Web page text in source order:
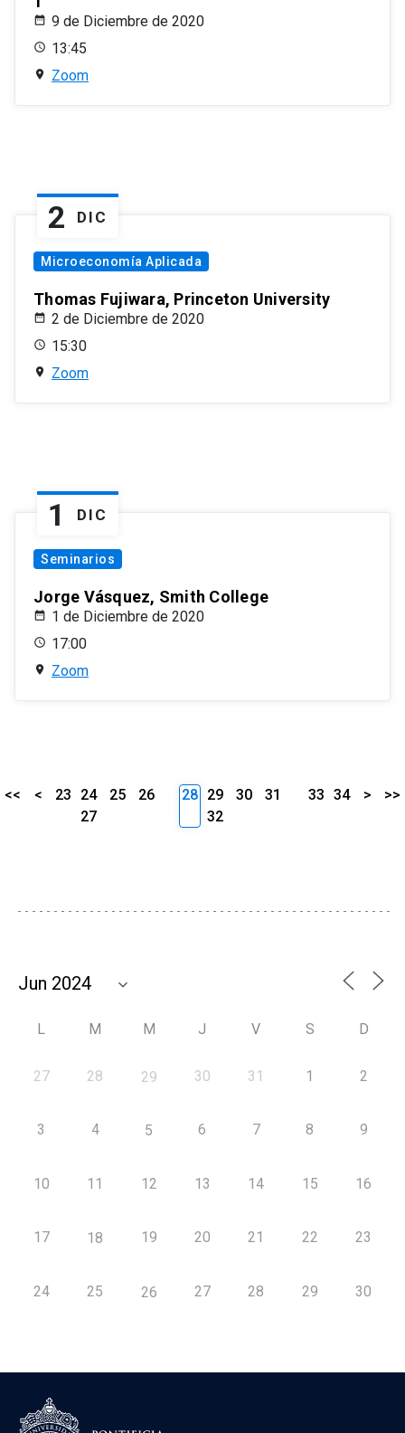
9 de Diciembre de 2020
13:45
Zoom
2 DIC
Microeconomía Aplicada
Thomas Fujiwara, Princeton University
2 de Diciembre de 2020
15:30
Zoom
1 DIC
Seminarios
Jorge Vásquez, Smith College
1 de Diciembre de 2020
17:00
Zoom
<< < 23 24 25
26
27
28 29 30
31
32
33 34 > >>
L M M J V S D
27 28 29 30 31 1 2
3 4 5 6 7 8 9
10 11 12 13 14 15 16
17 18 19 20 21 22 23
24 25 26 27 28 29 30